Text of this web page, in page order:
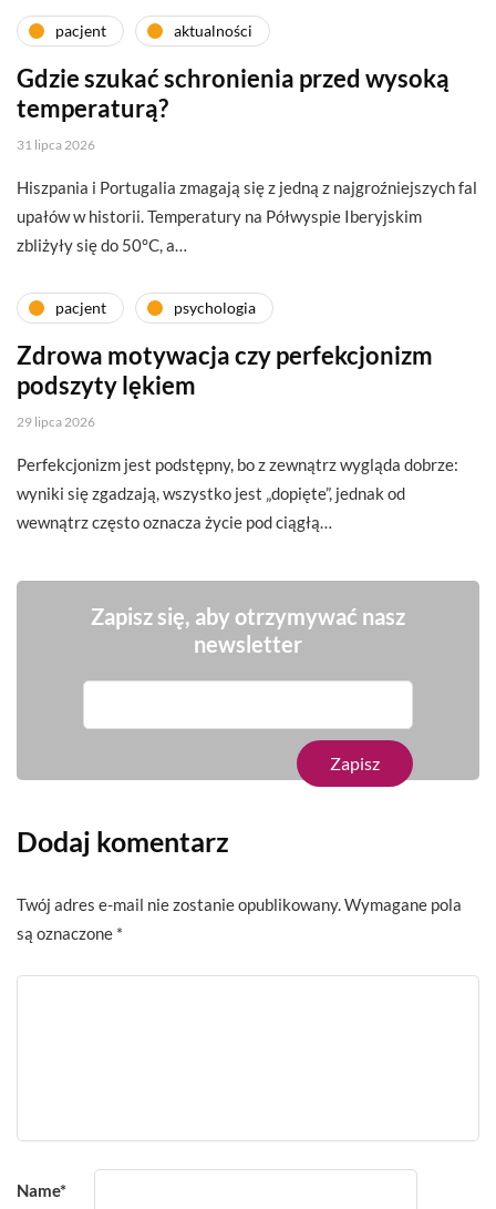
pacjent aktualności
Gdzie szukać schronienia przed wysoką
temperaturą?
31 lipca 2026
Hiszpania i Portugalia zmagają się z jedną z najgroźniejszych fal
upałów w historii. Temperatury na Półwyspie Iberyjskim
zbliżyły się do 50°C, a…
pacjent psychologia
Zdrowa motywacja czy perfekcjonizm
podszyty lękiem
29 lipca 2026
Perfekcjonizm jest podstępny, bo z zewnątrz wygląda dobrze:
wyniki się zgadzają, wszystko jest „dopięte”, jednak od
wewnątrz często oznacza życie pod ciągłą…
Zapisz się, aby otrzymywać nasz
newsletter
Dodaj komentarz
Twój adres e-mail nie zostanie opublikowany. Wymagane pola
są oznaczone *
Name*